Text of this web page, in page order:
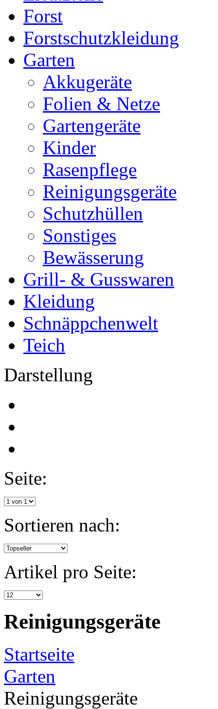
Forst
Forstschutzkleidung
Garten
Akkugeräte
Folien & Netze
Gartengeräte
Kinder
Rasenpflege
Reinigungsgeräte
Schutzhüllen
Sonstiges
Bewässerung
Grill- & Gusswaren
Kleidung
Schnäppchenwelt
Teich
Darstellung
Seite:
Sortieren nach:
Artikel pro Seite:
Reinigungsgeräte
Startseite
Garten
Reinigungsgeräte